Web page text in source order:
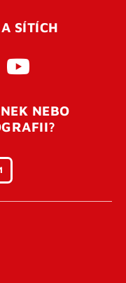
SÍTÍCH
NEBO